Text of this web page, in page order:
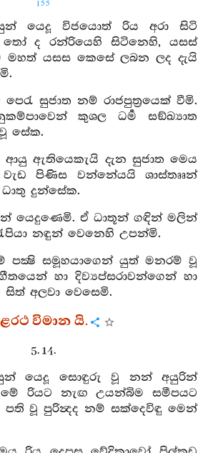
155
යෙදූ විජයොත් රිය අරා සිටි
ද රන්රියෙහි සිටිනෙහි, යසස්
යසස කෙසේ ලබන ලද දැයි
පෙරැ සුජාත නම් රාජපුත්‍රයෙක් වීමි.
කුශල ධර්‍ම සඞ්ඛ්‍යාත
සේක.
ආයු ඇතියෙකැයි දැන සුජාත මෙය
පිණිස වන්නේයයි ශාස්තෲන්
දුන්සේක.
යෙදුණෙමි. ඒ ධාතූන් ගඳින් මලින්
නඳුන් වෙනෙහි උපන්මි.
පක්‍ෂි සමූහයාගෙන් යුත් මනරම් වූ
හා දිව්‍යප්සරාවන්ගෙන් හා
අලවා වෙසෙමි.
විමාන යි.
5. 14.
යෙදූ සොඳුරු වූ නන් අයුරින්
රියට නැඟ උයන්බිම සමීපයට
වූ පුරින්‍දද නම් සක්දෙවිඳු මෙන්